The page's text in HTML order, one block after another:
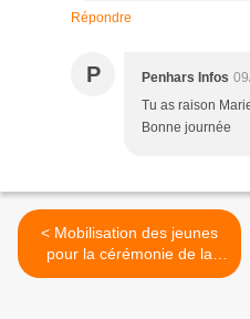
Répondre
P Penhars Infos
Tu as raison
Bonne journée
< Mobilisation des jeunes
pour la cérémonie de la
Victoire du 8 Mai 1945